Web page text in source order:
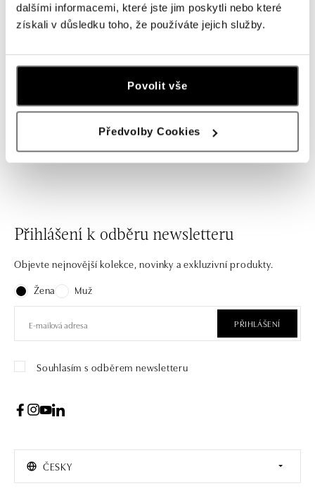
dalšími informacemi, které jste jim poskytli nebo které
získali v důsledku toho, že používáte jejich služby.
Povolit vše
Předvolby Cookies
Náhrdelník s diamanty a tyrkysem
Přihlášení k odběru newsletteru
Objevte nejnovější kolekce, novinky a exkluzivní produkty.
Žena
Muž
PŘIHLÁŠENÍ
Souhlasím s odběrem newsletteru
ČESKY